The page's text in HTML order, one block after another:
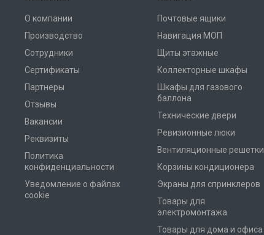
О компании
Производство
Сотрудники
Сертификаты
Партнеры
Отзывы
Вакансии
Реквизиты
Политика
конфиденциальности
Уведомление о файлах
cookie
Почтовые ящики
Навигация МОП
Щиты этажные
Коллекторные шкафы
Шкафы для газового
баллона
Технические двери
Ревизионные люки
Вентиляционные решетки
Корзины кондиционера
Экраны для спринклеров
Товары для
электромонтажа
Товары для дома и офиса